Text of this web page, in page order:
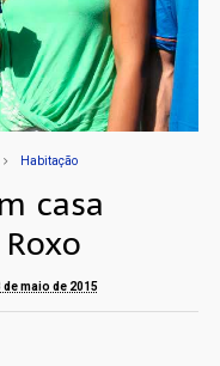
Habitação
casa
maio de 2015